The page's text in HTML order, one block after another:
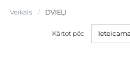
Veikals DVIEĻI
Kārtot pēc